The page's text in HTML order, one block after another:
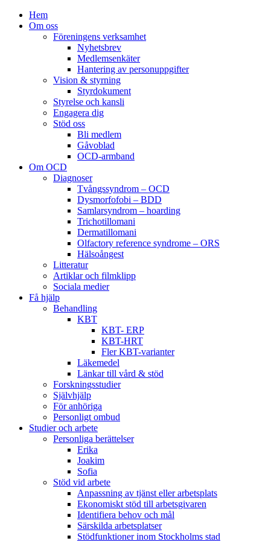
Hem
Om oss
Föreningens verksamhet
Nyhetsbrev
Medlemsenkäter
Hantering av personuppgifter
Vision & styrning
Styrdokument
Styrelse och kansli
Engagera dig
Stöd oss
Bli medlem
Gåvoblad
OCD-armband
Om OCD
Diagnoser
Tvångssyndrom – OCD
Dysmorfofobi – BDD
Samlarsyndrom – hoarding
Trichotillomani
Dermatillomani
Olfactory reference syndrome – ORS
Hälsoångest
Litteratur
Artiklar och filmklipp
Sociala medier
Få hjälp
Behandling
KBT
KBT- ERP
KBT-HRT
Fler KBT-varianter
Läkemedel
Länkar till vård & stöd
Forskningsstudier
Självhjälp
För anhöriga
Personligt ombud
Studier och arbete
Personliga berättelser
Erika
Joakim
Sofia
Stöd vid arbete
Anpassning av tjänst eller arbetsplats
Ekonomiskt stöd till arbetsgivaren
Identifiera behov och mål
Särskilda arbetsplatser
Stödfunktioner inom Stockholms stad